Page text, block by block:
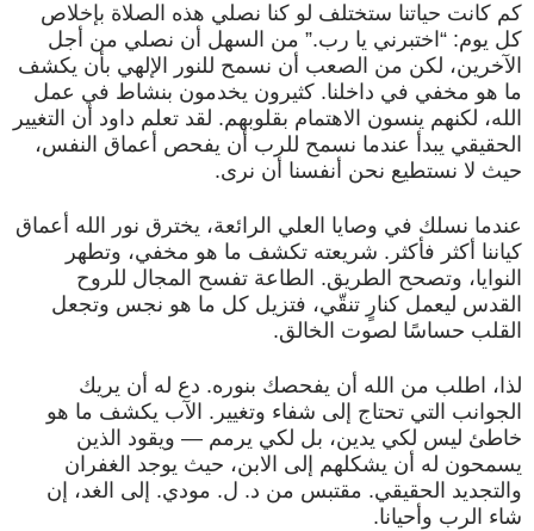
كم كانت حياتنا ستختلف لو كنا نصلي هذه الصلاة بإخلاص
كل يوم: “اختبرني يا رب.” من السهل أن نصلي من أجل
الآخرين، لكن من الصعب أن نسمح للنور الإلهي بأن يكشف
ما هو مخفي في داخلنا. كثيرون يخدمون بنشاط في عمل
الله، لكنهم ينسون الاهتمام بقلوبهم. لقد تعلم داود أن التغيير
الحقيقي يبدأ عندما نسمح للرب أن يفحص أعماق النفس،
حيث لا نستطيع نحن أنفسنا أن نرى.
عندما نسلك في وصايا العلي الرائعة، يخترق نور الله أعماق
كياننا أكثر فأكثر. شريعته تكشف ما هو مخفي، وتطهر
النوايا، وتصحح الطريق. الطاعة تفسح المجال للروح
القدس ليعمل كنارٍ تنقّي، فتزيل كل ما هو نجس وتجعل
القلب حساسًا لصوت الخالق.
لذا، اطلب من الله أن يفحصك بنوره. دع له أن يريك
الجوانب التي تحتاج إلى شفاء وتغيير. الآب يكشف ما هو
خاطئ ليس لكي يدين، بل لكي يرمم — ويقود الذين
يسمحون له أن يشكلهم إلى الابن، حيث يوجد الغفران
والتجديد الحقيقي. مقتبس من د. ل. مودي. إلى الغد، إن
شاء الرب وأحيانا.